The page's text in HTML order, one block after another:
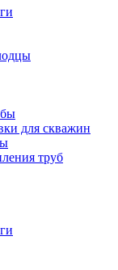
для скважин
труб